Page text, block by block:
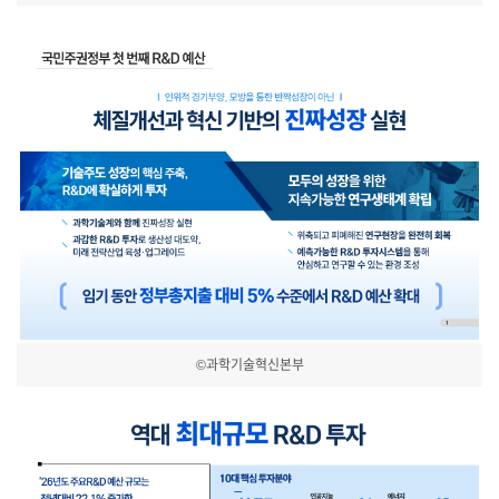
©과학기술혁신본부